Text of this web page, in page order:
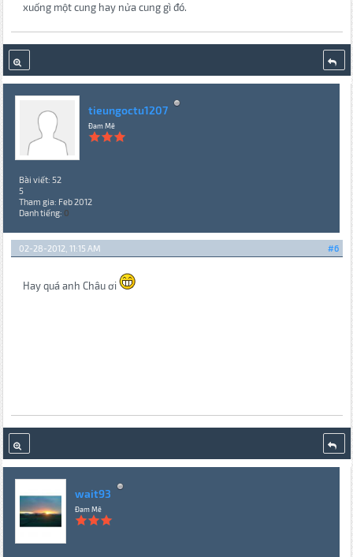
xuống một cung hay nửa cung gì đó.
tieungoctu1207
Đam Mê
Bài viết: 52
5
Tham gia: Feb 2012
Danh tiếng: 0
#6
02-28-2012, 11:15 AM
Hay quá anh Châu ơi
wait93
Đam Mê